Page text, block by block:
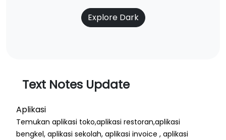
Explore Dark
Text Notes Update
Aplikasi
Temukan aplikasi toko,aplikasi restoran,aplikasi
bengkel, aplikasi sekolah, aplikasi invoice , aplikasi